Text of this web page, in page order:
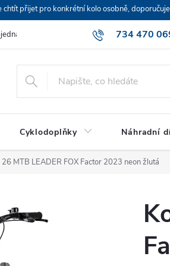
přijet pro konkrétní kolo osobně,
734 470
Cyklodoplňky Náhradní
26 MTB LEADER FOX Factor 2023 neon žlutá